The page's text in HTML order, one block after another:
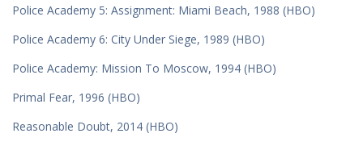
Police Academy 5: Assignment: Miami Beach, 1988 (HBO)
Police Academy 6: City Under Siege, 1989 (HBO)
Police Academy: Mission To Moscow, 1994 (HBO)
Primal Fear, 1996 (HBO)
Reasonable Doubt, 2014 (HBO)